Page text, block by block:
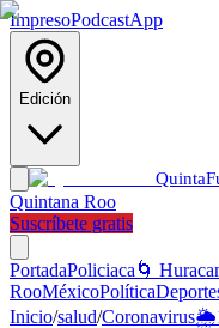
ImpresoPodcastApp
Edición
Quinta
Quintana Roo
Suscríbete gratis
PortadaPoliciaca 🌀
RooMéxicoPolítica
Inicio/salud/Coronavirus🌦️